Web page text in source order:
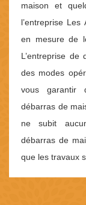
maison et
l’entreprise
en mesure de
L’entreprise
des modes
vous garantir
débarras de
ne subit
débarras de
que les travaux